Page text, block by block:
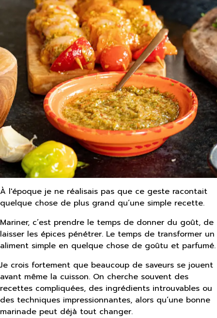
À l'époque je ne réalisais pas que ce geste racontait
quelque chose de plus grand qu’une simple recette.
Mariner, c’est prendre le temps de donner du goût, de
laisser les épices pénétrer. Le temps de transformer un
aliment simple en quelque chose de goûtu et parfumé.
Je crois fortement que beaucoup de saveurs se jouent
avant même la cuisson. On cherche souvent des
recettes compliquées, des ingrédients introuvables ou
des techniques impressionnantes, alors qu’une bonne
marinade peut déjà tout changer.